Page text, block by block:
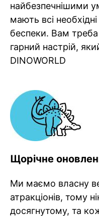
найбезпечнішими
мають всі
беспеки. Вам
гарний настрій,
DINOWORLD
Щорічне
Ми маємо власну
атракціонів, тому
досягнутому, та